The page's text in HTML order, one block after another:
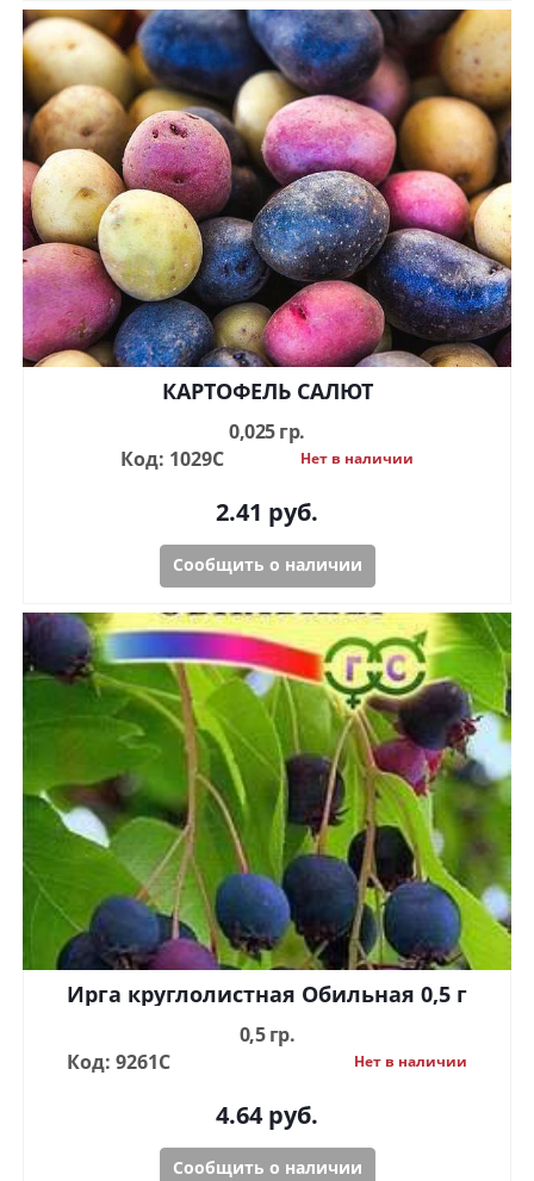
КАРТОФЕЛЬ САЛЮТ
0,025 гр.
Код: 1029С
Нет в наличии
2.41 руб.
Сообщить о наличии
Ирга круглолистная Обильная 0,5 г
0,5 гр.
Код: 9261С
Нет в наличии
4.64руб.
Сообщить о наличии